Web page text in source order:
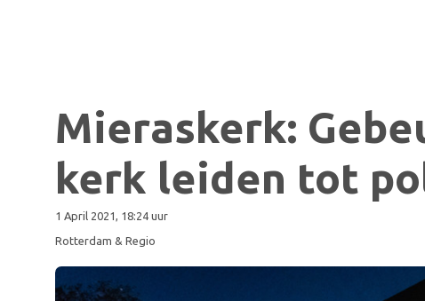
Mieraskerk:
kerk leiden tot
1 April 2021, 18:24 uur
Rotterdam & Regio